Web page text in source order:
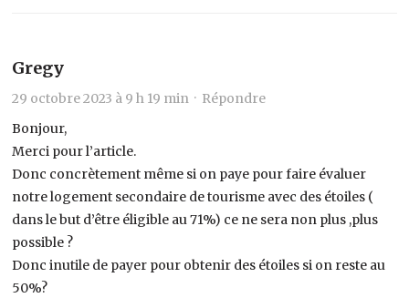
Gregy
29 octobre 2023 à 9 h 19 min · Répondre
Bonjour,
Merci pour l’article.
Donc concrètement même si on paye pour faire évaluer
notre logement secondaire de tourisme avec des étoiles (
dans le but d’être éligible au 71%) ce ne sera non plus ,plus
possible ?
Donc inutile de payer pour obtenir des étoiles si on reste au
50%?